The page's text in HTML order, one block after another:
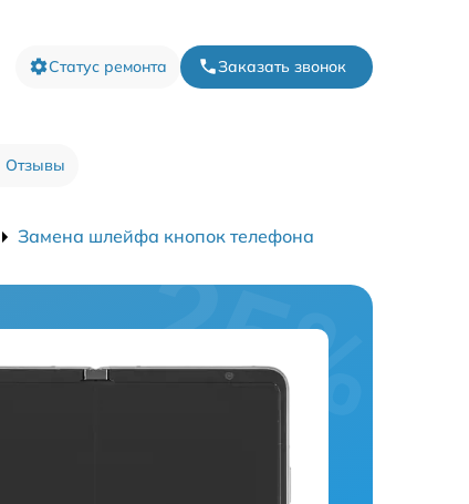
Статус ремонта Заказать звонок
Отзывы
Замена шлейфа кнопок телефона